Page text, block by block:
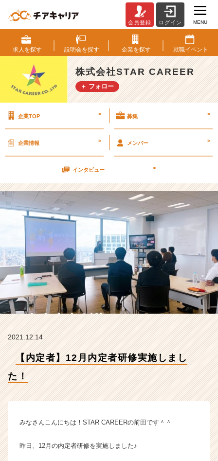
定
者】
1
2
月
内
修
し
ま
た！
会
T
A
R
A
R
E
タ
イ
ベ
チ
会員登録 ログイン MENU
求人を探す 説明会を探す 企業を探す 就職イベント
株式会社STAR CAREER
＋ フォロー
企業TOP > 募集 >
企業情報 > メンバー >
インタビュー >
2021.12.14
【内定者】12月内定者研修実施しまし
た！
みなさんこんにちは！STAR CAREERの前田です＾＾
昨日、12月の内定者研修を実施しました♪